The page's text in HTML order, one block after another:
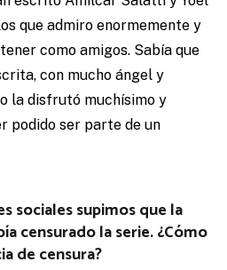
que admiro enormemente y
como amigos. Sabía que
con mucho ángel y
la disfrutó muchísimo y
podido ser parte de un
sociales supimos que la
censurado la serie. ¿Cómo
de censura?